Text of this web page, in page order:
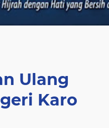
Ulang
Karo